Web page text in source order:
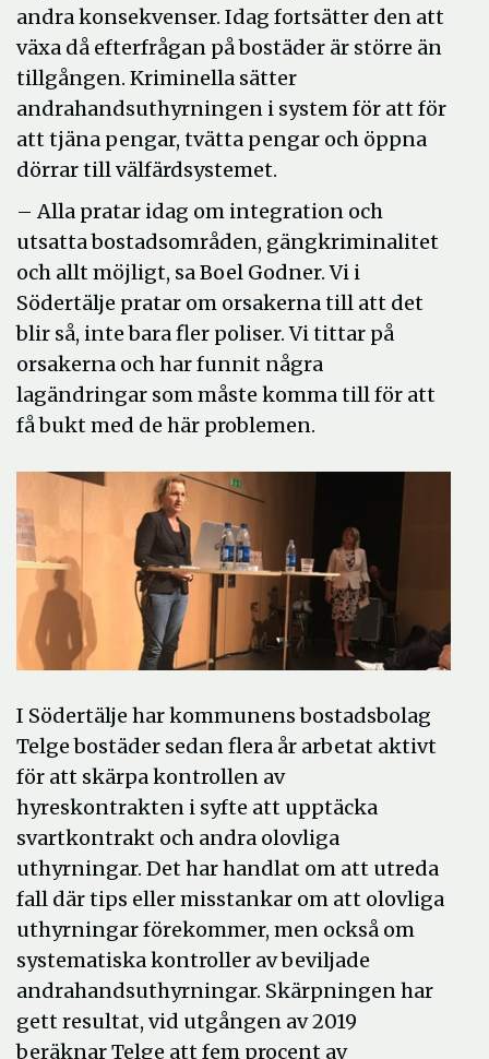
andra konsekvenser. Idag fortsätter den att
växa då efterfrågan på bostäder är större än
tillgången. Kriminella sätter
andrahandsuthyrningen i system för att för
att tjäna pengar, tvätta pengar och öppna
dörrar till välfärdsystemet.
– Alla pratar idag om integration och
utsatta bostadsområden, gängkriminalitet
och allt möjligt, sa Boel Godner. Vi i
Södertälje pratar om orsakerna till att det
blir så, inte bara fler poliser. Vi tittar på
orsakerna och har funnit några
lagändringar som måste komma till för att
få bukt med de här problemen.
I Södertälje har kommunens bostadsbolag
Telge bostäder sedan flera år arbetat aktivt
för att skärpa kontrollen av
hyreskontrakten i syfte att upptäcka
svartkontrakt och andra olovliga
uthyrningar. Det har handlat om att utreda
fall där tips eller misstankar om att olovliga
uthyrningar förekommer, men också om
systematiska kontroller av beviljade
andrahandsuthyrningar. Skärpningen har
gett resultat, vid utgången av 2019
beräknar Telge att fem procent av